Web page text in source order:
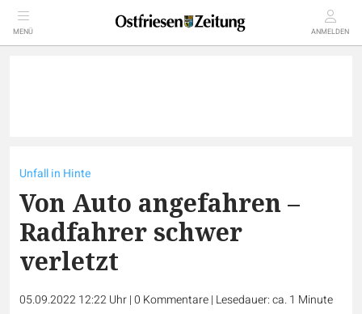
MENÜ ANMELDEN
Unfall in Hinte
Von Auto angefahren –
Radfahrer schwer
verletzt
05.09.2022 12:22 Uhr|0 Kommentare| Lesedauer: ca. 1 Minute